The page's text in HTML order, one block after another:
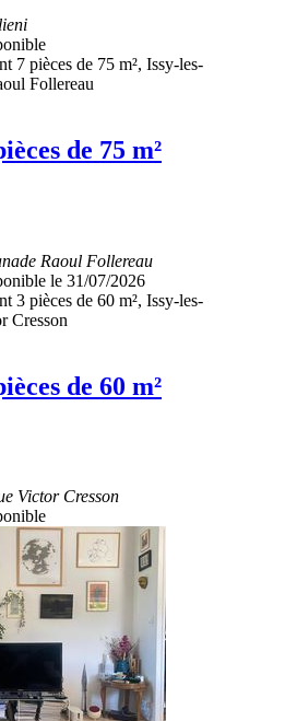
de 75 m²
Raoul Follereau
le 31/07/2026
de 60 m²
Victor Cresson